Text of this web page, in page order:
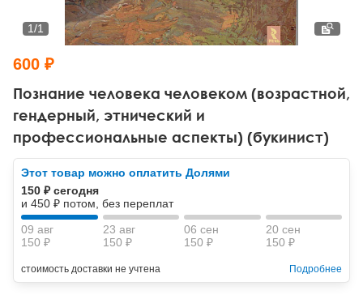
Тревожные расстройства, панические атаки
Психодрама
Другие направления психотерапии
Классический, эриксоновский гипноз и НЛП
НЛП
Психология труда и эргономика
Социальная психология
Социальная и организационная психология
Классический и юнгианский психоанализ
Познание человека человеком (возрастной,
гендерный, этнический и
профессиональные аспекты) (букинист)
1/1
600 ₽
Этот товар можно оплатить Долями
150 ₽ сегодня
и 450 ₽ потом, без переплат
09 авг
150 ₽
23 авг
150 ₽
06 сен
150 ₽
20 сен
150 ₽
стоимость доставки не учтена Подробнее